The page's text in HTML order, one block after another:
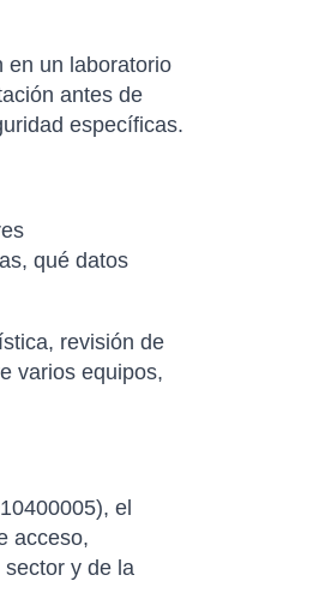
en un laboratorio
antes de
específicas.
qué datos
revisión de
varios equipos,
el
acceso,
y de la